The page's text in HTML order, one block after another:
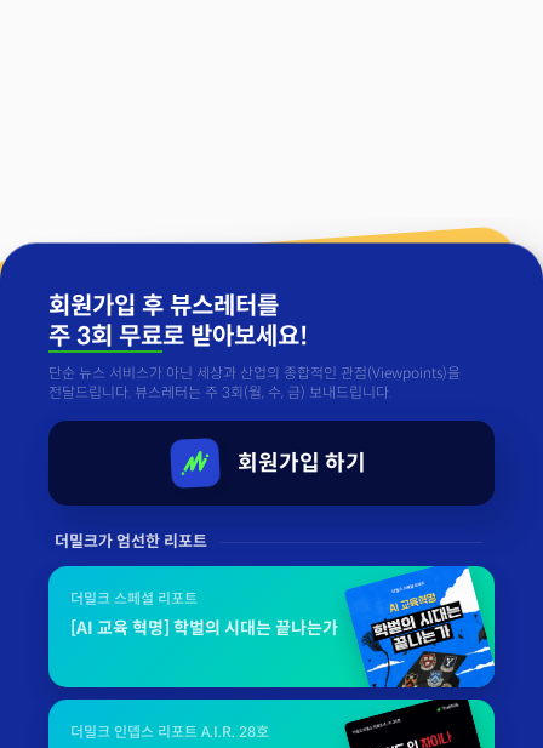
회원가입 후 뷰스레터를
주 3회 무료로 받아보세요!
단순 뉴스 서비스가 아닌 세상과 산업의 종합적인 관점(Viewpoints)을
전달드립니다. 뷰스레터는 주 3회(월, 수, 금) 보내드립니다.
회원가입 하기
더밀크가 엄선한 리포트
더밀크 스페셜 리포트
[AI 교육 혁명] 학벌의 시대는 끝나는가
더밀크 인뎁스 리포트 A.I.R. 28호